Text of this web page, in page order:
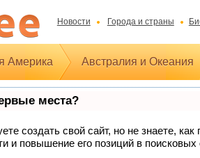
Новости Города и страны
Америка Австралия и Океания
места?
создать свой сайт, но не знаете,
и повышение его позиций в поисковых